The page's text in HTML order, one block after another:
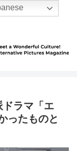
ドラマ「エ
ったものと